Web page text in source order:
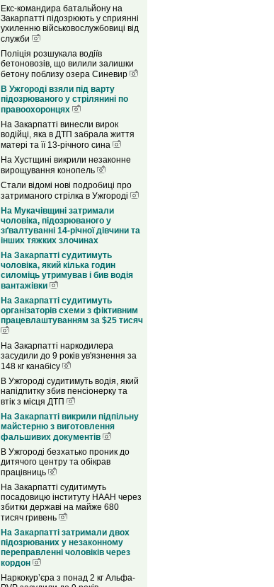
Екс-командира батальйону на
Закарпатті підозрюють у сприянні
ухиленню військовослужбовиці від
служби
Поліція розшукала водіїв
бетоновозів, що вилили залишки
бетону поблизу озера Синевир
В Ужгороді взяли під варту
підозрюваного у стрілянині по
правоохоронцях
На Закарпатті винесли вирок
водійці, яка в ДТП забрала життя
матері та її 13-річного сина
На Хустщині викрили незаконне
вирощування конопель
Стали відомі нові подробиці про
затриманого стрілка в Ужгороді
На Мукачівщині затримали
чоловіка, підозрюваного у
зґвалтуванні 14-річної дівчини та
інших тяжких злочинах
На Закарпатті судитимуть
чоловіка, який кілька годин
силоміць утримував і бив водія
вантажівки
На Закарпатті судитимуть
організаторів схеми з фіктивним
працевлаштуванням за $25 тисяч
На Закарпатті наркодилера
засудили до 9 років ув'язнення за
148 кг канабісу
В Ужгороді судитимуть водія, який
напідпитку збив пенсіонерку та
втік з місця ДТП
На Закарпатті викрили підпільну
майстерню з виготовлення
фальшивих документів
В Ужгороді безхатько проник до
дитячого центру та обікрав
працівниць
На Закарпатті судитимуть
посадовицю інституту НААН через
збитки державі на майже 680
тисяч гривень
На Закарпатті затримали двох
підозрюваних у незаконному
переправленні чоловіків через
кордон
Наркокур’єра з понад 2 кг Альфа-